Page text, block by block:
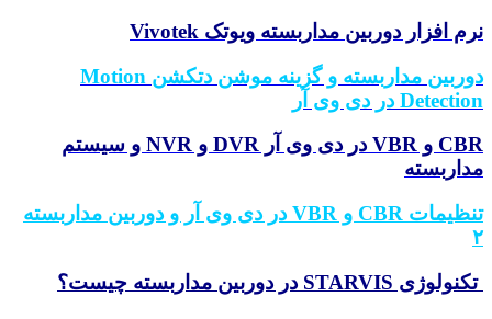
نرم افزار دوربین مداربسته ویوتک Vivotek
دوربین مداربسته و گزینه موشن دتکشن Motion
Detection در دی وی آر
CBR و VBR در دی وی آر DVR و NVR و سیستم
مداربسته
تنظیمات CBR و VBR در دی وی آر و دوربین مداربسته
۲
تکنولوژی STARVIS در دوربین مداربسته چیست؟